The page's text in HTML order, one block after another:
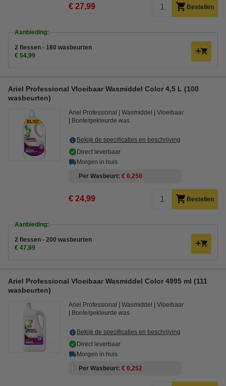
€ 27,99 Bestellen
Aanbieding:
2 flessen - 180 wasbeurten
€ 54,99
Ariel Professional Vloeibaar Wasmiddel Color 4,5 L (100
wasbeurten)
Ariel Professional Wasmiddel
Vloeibaar
Bonte/gekleurde was
Bekijk de specificaties en beschrijving
Direct leverbaar
Morgen in huis
Per Wasbeurt € 0,250
€ 24,99 Bestellen
Aanbieding:
2 flessen - 200 wasbeurten
€ 47,99
Ariel Professional Vloeibaar Wasmiddel Color 4995 ml (111
wasbeurten)
Ariel Professional Wasmiddel
Vloeibaar
Bonte/gekleurde was
Bekijk de specificaties en beschrijving
Direct leverbaar
Morgen in huis
Per Wasbeurt € 0,252